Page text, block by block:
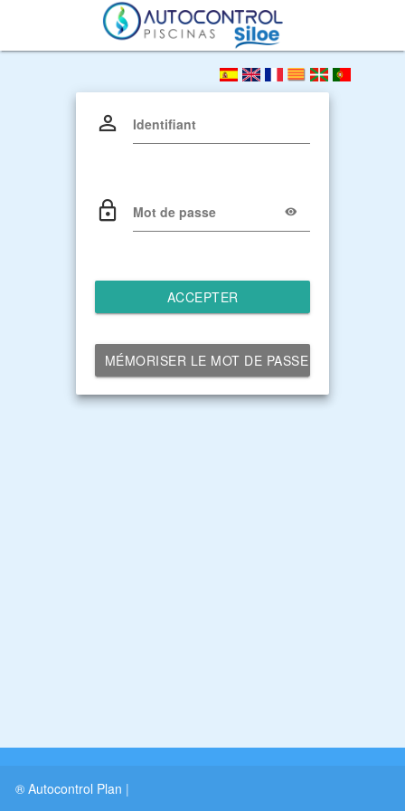
Identifiant
Mot de passe
ACCEPTER
MÉMORISER LE MOT DE PASSE
® Autocontrol Plan |